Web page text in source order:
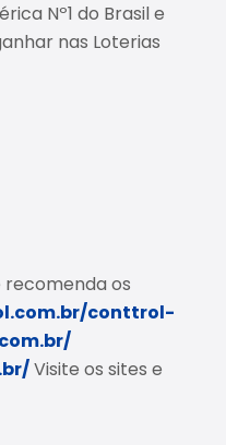
Nº1 do Brasil e
nas Loterias
recomenda os
conttrol-
Visite os sites e